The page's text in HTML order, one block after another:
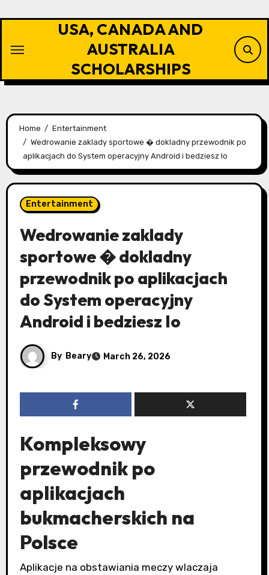
USA, CANADA AND
AUSTRALIA
SCHOLARSHIPS
Home
Entertainment
Wedrowanie zaklady sportowe � dokladny przewodnik po
aplikacjach do System operacyjny Android i bedziesz Io
Entertainment
Wedrowanie zaklady
sportowe � dokladny
przewodnik po aplikacjach
do System operacyjny
Android i bedziesz Io
By Beary March 26, 2026
Kompleksowy
przewodnik po
aplikacjach
bukmacherskich na
Polsce
Aplikacje na obstawiania meczy wlaczaja